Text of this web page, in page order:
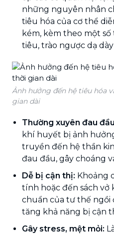
những nguyên nhân
tiêu hóa của cơ thể
kém, kèm theo một
tiêu, trào ngược dạ
Ảnh hưởng đến hệ tiêu hóa
gian dài
Thường xuyên đau
khí huyết bị ảnh
truyền đến hệ thần
đau đầu, gây choáng
Dễ bị cận thị: Khoảng
tính hoặc đến sách
chuẩn của tư thế ngồi
tăng khả năng bị cận
Gây stress, mệt mỏi: